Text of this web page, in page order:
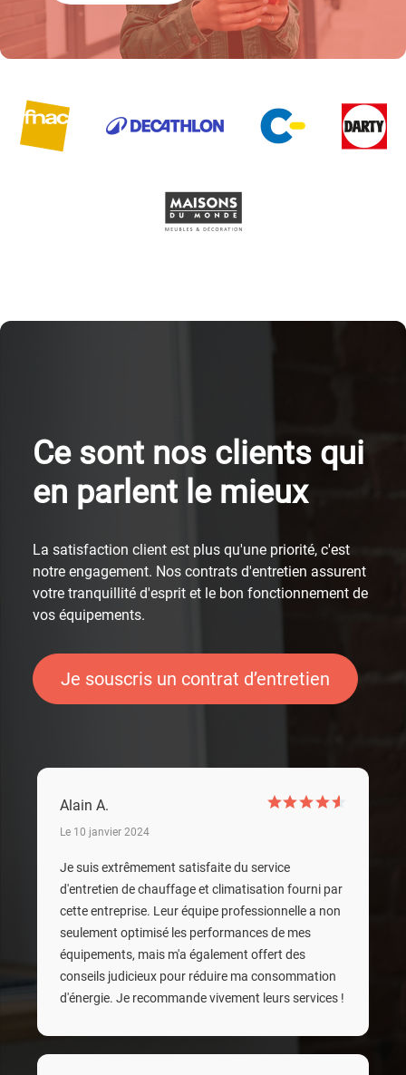
Ce sont nos clients qui
en parlent le mieux
La satisfaction client est plus qu'une priorité, c'est
notre engagement. Nos contrats d'entretien assurent
votre tranquillité d'esprit et le bon fonctionnement de
vos équipements.
Je souscris un contrat d’entretien
Alain A.
Le 10 janvier 2024
Je suis extrêmement satisfaite du service
d'entretien de chauffage et climatisation fourni par
cette entreprise. Leur équipe professionnelle a non
seulement optimisé les performances de mes
équipements, mais m'a également offert des
conseils judicieux pour réduire ma consommation
d'énergie. Je recommande vivement leurs services !